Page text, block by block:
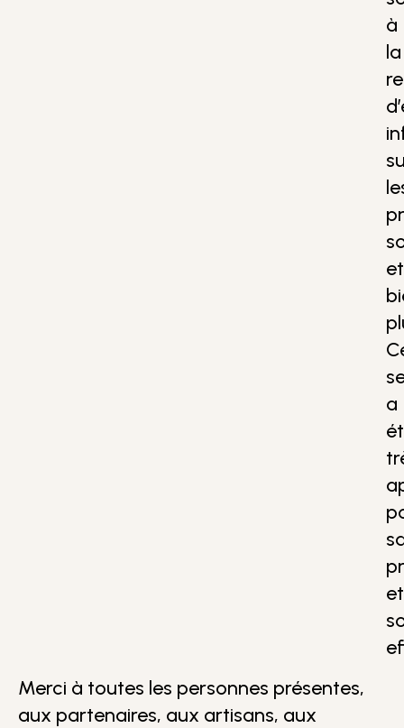
à
la
et
a
et
Merci à toutes les personnes présentes,
aux partenaires, aux artisans, aux